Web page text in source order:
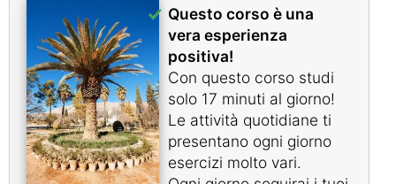
Questo corso è una
vera esperienza
positiva!
Con questo corso studi
solo 17 minuti al giorno!
Le attività quotidiane ti
presentano ogni giorno
esercizi molto vari.